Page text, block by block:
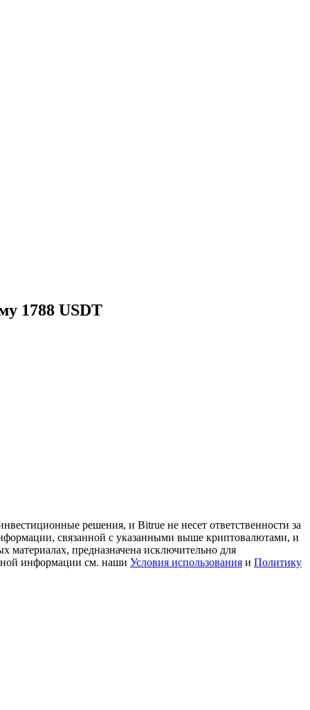
1788 USDT
решения, и Bitrue не несет ответственности за
связанной с указанными выше криптовалютами, и
материалах, предназначена исключительно для
информации см. наши Условия использования и Политику